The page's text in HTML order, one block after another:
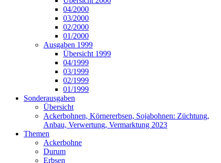
04/2000
03/2000
02/2000
01/2000
Ausgaben 1999
Übersicht 1999
04/1999
03/1999
02/1999
01/1999
Sonderausgaben
Übersicht
Ackerbohnen, Körnererbsen, Sojabohnen: Züchtung,
Anbau, Verwertung, Vermarktung 2023
Themen
Ackerbohne
Durum
Erbsen